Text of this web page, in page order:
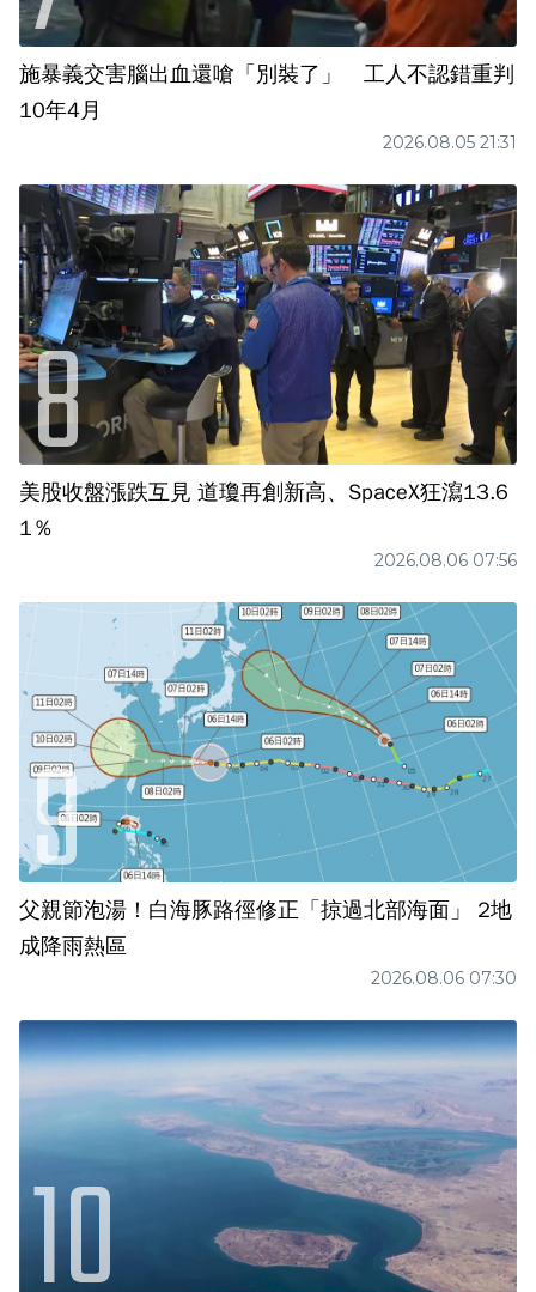
施暴義交害腦出血還嗆「別裝了」 工人不認錯重判
10年4月
2026.08.05 21:31
美股收盤漲跌互見 道瓊再創新高、SpaceX狂瀉13.6
1％
2026.08.06 07:56
父親節泡湯！白海豚路徑修正「掠過北部海面」 2地
成降雨熱區
2026.08.06 07:30